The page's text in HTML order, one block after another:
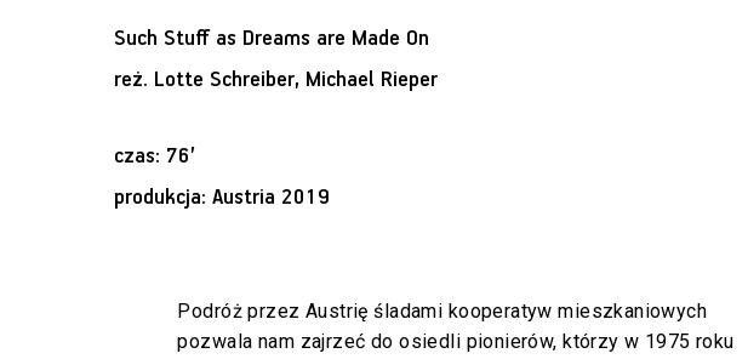
Such Stuff as Dreams are Made On
reż. Lotte Schreiber, Michael Rieper
czas: 76’
produkcja: Austria 2019
Podróż przez Austrię śladami kooperatyw mieszkaniowych
pozwala nam zajrzeć do osiedli pionierów, którzy w 1975 roku